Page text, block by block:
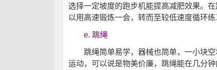
选择一定坡度的跑步机能提高减肥效果。
以用高速锻炼一会，转而至较低速度循环
e. 跳绳
跳绳简单易学，器械也简单，一小块空
运动，可以说是物美价廉，跳绳能在几分